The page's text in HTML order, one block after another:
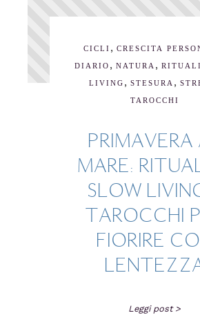
CICLI , CRESCITA
DIARIO , NATURA , RITUALI
LIVING , STESURA ,
TAROCCHI
PRIMAVERA
MARE:
SLOW
TAROCCHI
FIORIRE
Leggi post >